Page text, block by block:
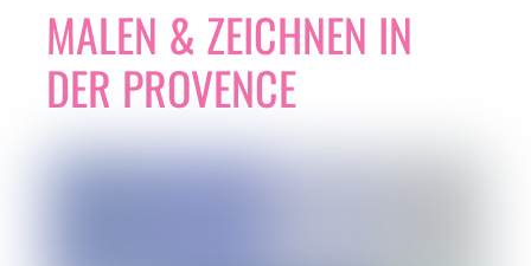
MALEN & ZEICHNEN IN
DER PROVENCE